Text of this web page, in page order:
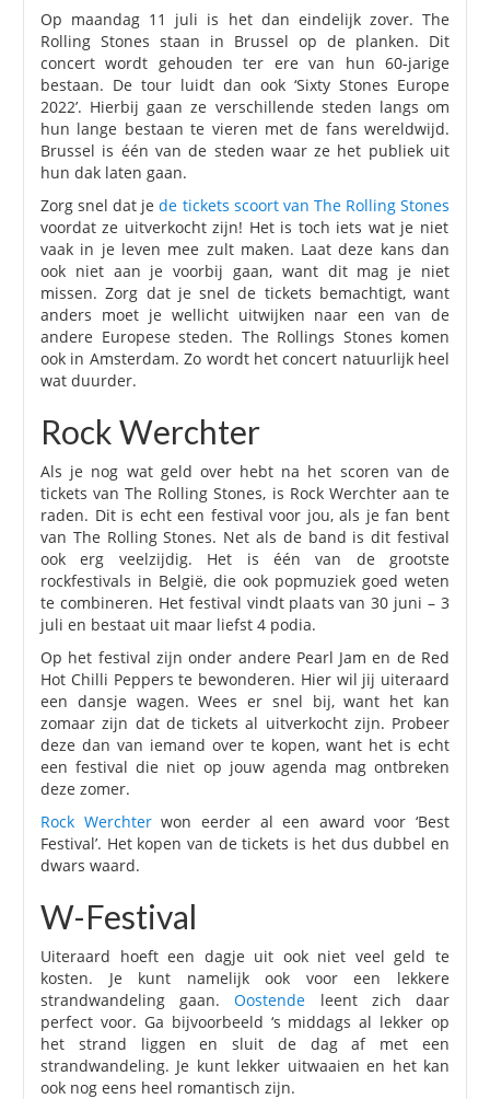
Op maandag 11 juli is het dan eindelijk zover. The
Rolling Stones staan in Brussel op de planken. Dit
concert wordt gehouden ter ere van hun 60-jarige
bestaan. De tour luidt dan ook ‘Sixty Stones Europe
2022’. Hierbij gaan ze verschillende steden langs om
hun lange bestaan te vieren met de fans wereldwijd.
Brussel is één van de steden waar ze het publiek uit
hun dak laten gaan.
Zorg snel dat jede tickets scoort van The Rolling Stones
voordat ze uitverkocht zijn! Het is toch iets wat je niet
vaak in je leven mee zult maken. Laat deze kans dan
ook niet aan je voorbij gaan, want dit mag je niet
missen. Zorg dat je snel de tickets bemachtigt, want
anders moet je wellicht uitwijken naar een van de
andere Europese steden. The Rollings Stones komen
ook in Amsterdam. Zo wordt het concert natuurlijk heel
wat duurder.
Rock Werchter
Als je nog wat geld over hebt na het scoren van de
tickets van The Rolling Stones, is Rock Werchter aan te
raden. Dit is echt een festival voor jou, als je fan bent
van The Rolling Stones. Net als de band is dit festival
ook erg veelzijdig. Het is één van de grootste
rockfestivals in België, die ook popmuziek goed weten
te combineren. Het festival vindt plaats van 30 juni – 3
juli en bestaat uit maar liefst 4 podia.
Op het festival zijn onder andere Pearl Jam en de Red
Hot Chilli Peppers te bewonderen. Hier wil jij uiteraard
een dansje wagen. Wees er snel bij, want het kan
zomaar zijn dat de tickets al uitverkocht zijn. Probeer
deze dan van iemand over te kopen, want het is echt
een festival die niet op jouw agenda mag ontbreken
deze zomer.
Rock Werchterwon eerder al een award voor ‘Best
Festival’. Het kopen van de tickets is het dus dubbel en
dwars waard.
W-Festival
Uiteraard hoeft een dagje uit ook niet veel geld te
kosten. Je kunt namelijk ook voor een lekkere
strandwandeling gaan.Oostende leent zich daar
perfect voor. Ga bijvoorbeeld ‘s middags al lekker op
het strand liggen en sluit de dag af met een
strandwandeling. Je kunt lekker uitwaaien en het kan
ook nog eens heel romantisch zijn.